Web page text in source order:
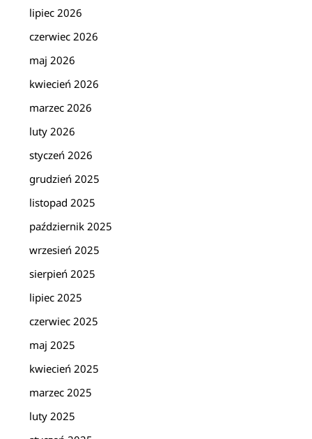
lipiec 2026
czerwiec 2026
maj 2026
kwiecień 2026
marzec 2026
luty 2026
styczeń 2026
grudzień 2025
listopad 2025
październik 2025
wrzesień 2025
sierpień 2025
lipiec 2025
czerwiec 2025
maj 2025
kwiecień 2025
marzec 2025
luty 2025